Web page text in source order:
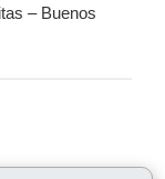
– Buenos